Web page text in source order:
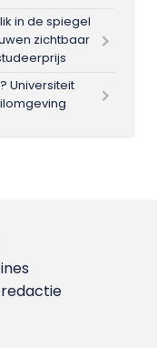
in de spiegel
zichtbaar
Universiteit